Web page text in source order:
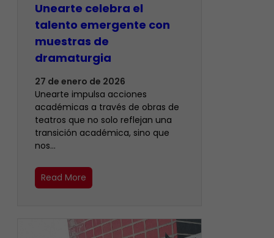
Unearte celebra el
talento emergente con
muestras de
dramaturgia
27 de enero de 2026
Unearte impulsa acciones
académicas a través de obras de
teatros que no solo reflejan una
transición académica, sino que
nos…
Read More